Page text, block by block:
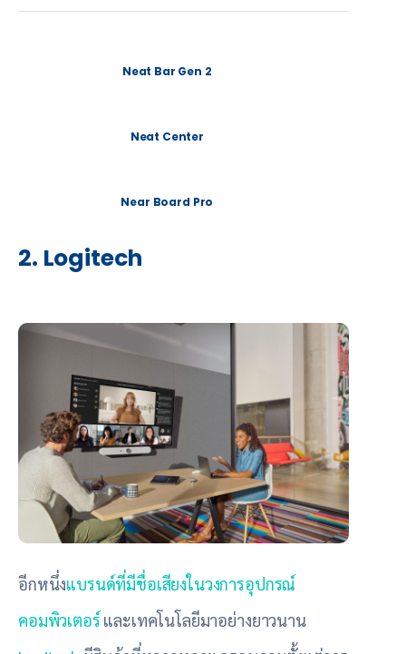
Neat Bar Gen 2
Neat Center
Near Board Pro
2. Logitech
อีกหนึ่งแบรนด์ที่มีชื่อเสียงในวงการอุปกรณ์
คอมพิวเตอร์ และเทคโนโลยีมาอย่างยาวนาน